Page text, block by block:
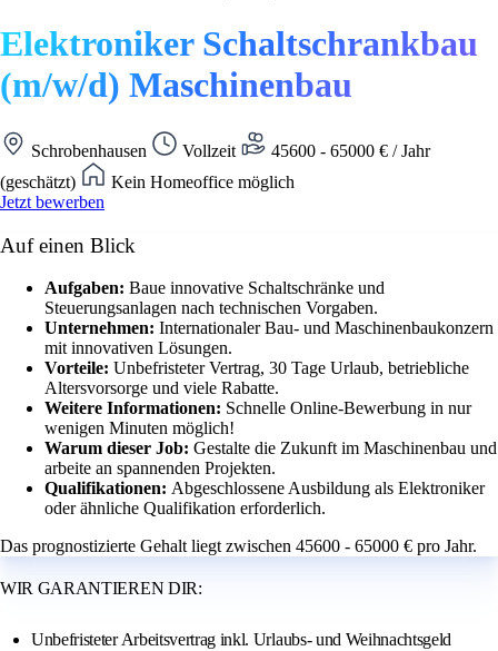
Elektroniker Schaltschrankbau
(m/w/d) Maschinenbau
Schrobenhausen Vollzeit
45600 - 65000 € / Jahr
(geschätzt)
Kein Homeoffice möglich
Jetzt bewerben
Auf einen Blick
Aufgaben: Baue innovative Schaltschränke und
Steuerungsanlagen nach technischen Vorgaben.
Unternehmen: Internationaler Bau- und Maschinenbaukonzern
mit innovativen Lösungen.
Vorteile: Unbefristeter Vertrag, 30 Tage Urlaub, betriebliche
Altersvorsorge und viele Rabatte.
Weitere Informationen: Schnelle Online-Bewerbung in nur
wenigen Minuten möglich!
Warum dieser Job: Gestalte die Zukunft im Maschinenbau und
arbeite an spannenden Projekten.
Qualifikationen: Abgeschlossene Ausbildung als Elektroniker
oder ähnliche Qualifikation erforderlich.
Das prognostizierte Gehalt liegt zwischen 45600 - 65000 € pro Jahr.
WIR GARANTIEREN DIR:
Unbefristeter Arbeitsvertrag inkl. Urlaubs- und Weihnachtsgeld